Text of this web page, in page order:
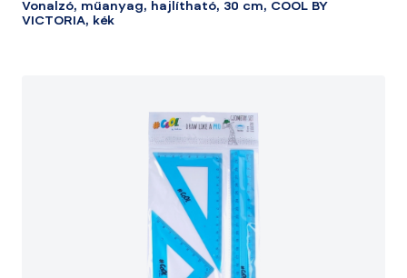
Vonalzó, műanyag, hajlítható, 30 cm, COOL BY
VICTORIA, kék